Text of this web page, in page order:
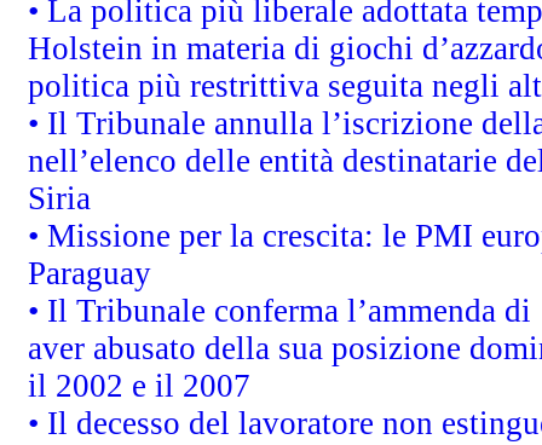
• La politica più liberale adottata
Holstein in materia di giochi
politica più restrittiva seguita negli
• Il Tribunale annulla l’iscrizione
nell’elenco delle entità destinatarie
Siria
• Missione per la crescita: le PMI
Paraguay
• Il Tribunale conferma l’ammenda
aver abusato della sua posizione
il 2002 e il 2007
• Il decesso del lavoratore non